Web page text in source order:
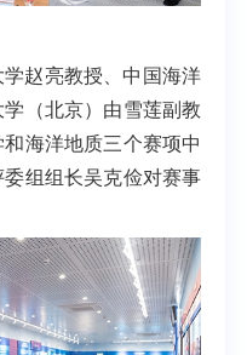
赵亮教授、中国海洋
（北京）由雪莲副教
海洋地质三个赛项中
组组长吴克俭对赛事